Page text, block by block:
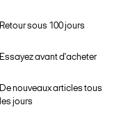
Retour sous 100 jours
Essayez avant d'acheter
De nouveaux articles tous
les jours